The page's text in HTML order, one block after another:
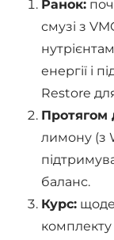
Ранок:
смузі з
енергії і
Restore
Протягом
лимону (з
баланс.
Курс: